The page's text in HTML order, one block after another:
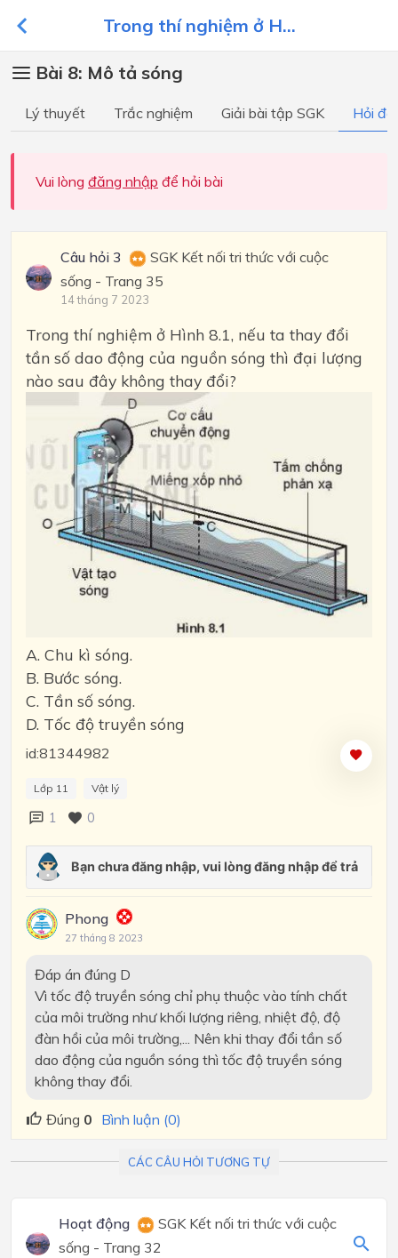
Trong thí nghiệm ở H...
Bài 8: Mô tả sóng
Lý thuyết Trắc nghiệm Giải bài tập SGK Hỏi
Vui lòng đăng nhập để hỏi bài
Câu hỏi 3
SGK Kết nối tri thức với cuộc
sống - Trang 35
14 tháng 7 2023
Trong thí nghiệm ở Hình 8.1, nếu ta thay đổi
tần số dao động của nguồn sóng thì đại lượng
nào sau đây không thay đổi?
A. Chu kì sóng.
B. Bước sóng.
C. Tần số sóng.
D. Tốc độ truyền sóng
id:81344982
Lớp 11 Vật lý
1 0
Phong
27 tháng 8 2023
Đáp án đúng D
Vì tốc độ truyền sóng chỉ phụ thuộc vào tính chất
của môi trường như khối lượng riêng, nhiệt độ, độ
đàn hồi của môi trường,... Nên khi thay đổi tần số
dao động của nguồn sóng thì tốc độ truyền sóng
không thay đổi.
Đúng 0 Bình luận (0)
CÁC CÂU HỎI TƯƠNG TỰ
Hoạt động
SGK Kết nối tri thức với cuộc
sống - Trang 32